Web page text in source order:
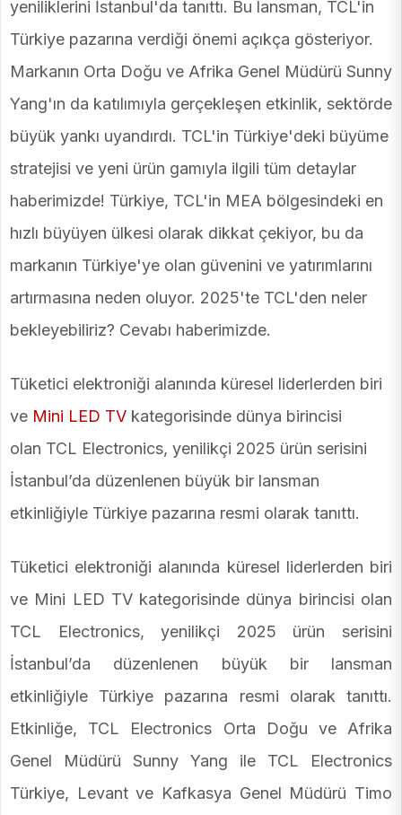
yeniliklerini İstanbul'da tanıttı. Bu lansman, TCL'in
Türkiye pazarına verdiği önemi açıkça gösteriyor.
Markanın Orta Doğu ve Afrika Genel Müdürü Sunny
Yang'ın da katılımıyla gerçekleşen etkinlik, sektörde
büyük yankı uyandırdı. TCL'in Türkiye'deki büyüme
stratejisi ve yeni ürün gamıyla ilgili tüm detaylar
haberimizde! Türkiye, TCL'in MEA bölgesindeki en
hızlı büyüyen ülkesi olarak dikkat çekiyor, bu da
markanın Türkiye'ye olan güvenini ve yatırımlarını
artırmasına neden oluyor. 2025'te TCL'den neler
bekleyebiliriz? Cevabı haberimizde.
Tüketici elektroniği alanında küresel liderlerden biri
ve Mini LED TV kategorisinde dünya birincisi
olan TCL Electronics, yenilikçi 2025 ürün serisini
İstanbul’da düzenlenen büyük bir lansman
etkinliğiyle Türkiye pazarına resmi olarak tanıttı.
Tüketici elektroniği alanında küresel liderlerden biri
ve Mini LED TV kategorisinde dünya birincisi olan
TCL Electronics, yenilikçi 2025 ürün serisini
İstanbul’da düzenlenen büyük bir lansman
etkinliğiyle Türkiye pazarına resmi olarak tanıttı.
Etkinliğe, TCL Electronics Orta Doğu ve Afrika
Genel Müdürü Sunny Yang ile TCL Electronics
Türkiye, Levant ve Kafkasya Genel Müdürü Timo